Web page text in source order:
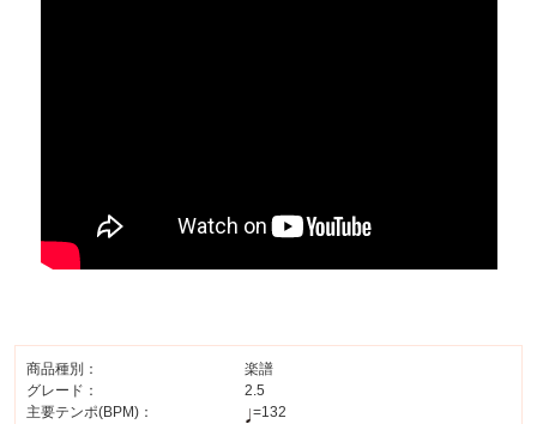
商品種別：
楽譜
グレード：
2.5
主要テンポ(BPM)：
=132